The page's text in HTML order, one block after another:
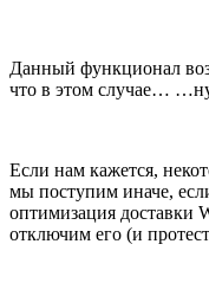
Данный функционал
что в этом случае…
Если нам кажется,
мы поступим иначе,
оптимизация доставки
отключим его (и